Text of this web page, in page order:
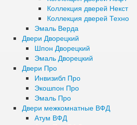
Коллекция дверей Некст
Коллекция дверей Техно
Эмаль Верда
Двери Дворецкий
Шпон Дворецкий
Эмаль Дворецкий
Двери Про
Инвизибл Про
Экошпон Про
Эмаль Про
Двери межкомнатные ВФД
Атум ВФД